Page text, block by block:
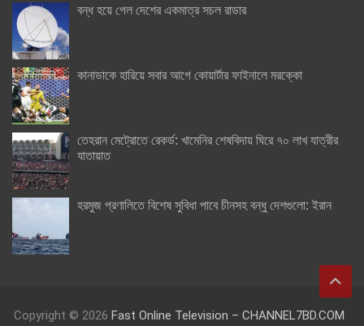
বন্ধ হয়ে গেল দেশের একমাত্র সচল রাডার
কানাডাকে হারিয়ে সবার আগে কোয়ার্টার ফাইনালে মরক্কো
তেহরান মেট্রোতে রেকর্ড: খামেনির শেষবিদায় ঘিরে ৭০ লাখ যাত্রীর
যাতায়াত
হরমুজ প্রণালিতে বিশেষ সুবিধা পাবে চীনসহ বন্ধু দেশগুলো: ইরান
Copyright © 2026 Fast Online Television – CHANNEL7BD.COM